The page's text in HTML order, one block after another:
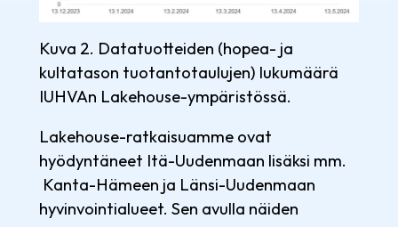
Kuva 2. Datatuotteiden (hopea- ja
kultatason tuotantotaulujen) lukumäärä
IUHVAn Lakehouse-ympäristössä.
Lakehouse-ratkaisuamme ovat
hyödyntäneet Itä-Uudenmaan lisäksi mm.
Kanta-Hämeen ja Länsi-Uudenmaan
hyvinvointialueet. Sen avulla näiden